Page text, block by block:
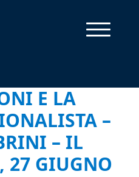
E LA
–
– IL
27 GIUGNO